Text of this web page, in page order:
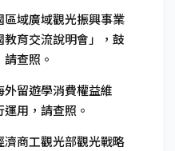
區域廣域觀光振興事業
育交流說明會」，鼓
查照。
留遊學消費權益維
用，請查照。
濟商工觀光部觀光戰略